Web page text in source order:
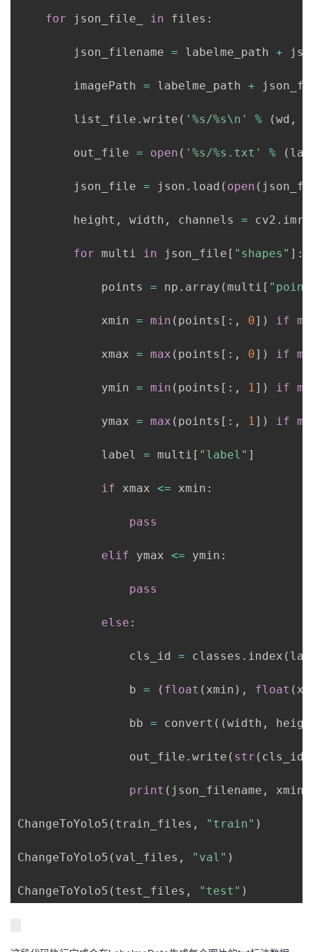
for json_file_ in files :
        json_filename
= labelme_path +
        imagePath
= labelme_path +
        list_file
. write ( '%s/%s\n' % (wd ,
        out_file
= open ( '%s/%s.txt' % (
        json_file
= json . load ( open (
        height
, width , channels = cv2 .
for multi in json_file [ "shapes" ] :
            points
= np . array ( multi [
            xmin
= min ( points [ : , 0] ) if
            xmax
= max ( points [ : , 0] ) if
            ymin
= min ( points [ : , 1] ) if
            ymax
= max ( points [ : , 1] ) if
            label
= multi [ "label" ]
if xmax <= xmin :
pass
elif ymax <= ymin :
pass
else :
                cls_id
= classes . index (
                b
= ( float ( xmin ) , float (
                bb
= convert ( (width ,
                out_file
. write ( str ( cls_id
print ( json_filename , xmin
ChangeToYolo5 ( train_files , "train" )
ChangeToYolo5 ( val_files , "val" )
ChangeToYolo5 ( test_files , "test" )